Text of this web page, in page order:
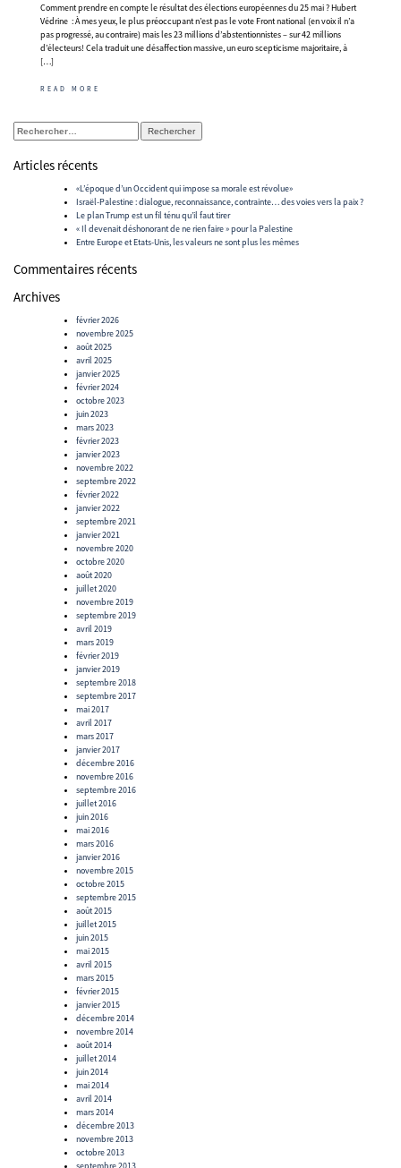
Comment prendre en compte le résultat des élections européennes du 25 mai ? Hubert
Védrine : À mes yeux, le plus préoccupant n’est pas le vote Front national (en voix il n’a
pas progressé, au contraire) mais les 23 millions d’abstentionnistes – sur 42 millions
d’électeurs! Cela traduit une désaffection massive, un euro scepticisme majoritaire, à
[…]
READ MORE
Rechercher :
Articles récents
«L’époque d’un Occident qui impose sa morale est révolue»
Israël-Palestine : dialogue, reconnaissance, contrainte… des voies vers la paix ?
Le plan Trump est un fil ténu qu’il faut tirer
« Il devenait déshonorant de ne rien faire » pour la Palestine
Entre Europe et Etats-Unis, les valeurs ne sont plus les mêmes
Commentaires récents
Archives
février 2026
novembre 2025
août 2025
avril 2025
janvier 2025
février 2024
octobre 2023
juin 2023
mars 2023
février 2023
janvier 2023
novembre 2022
septembre 2022
février 2022
janvier 2022
septembre 2021
janvier 2021
novembre 2020
octobre 2020
août 2020
juillet 2020
novembre 2019
septembre 2019
avril 2019
mars 2019
février 2019
janvier 2019
septembre 2018
septembre 2017
mai 2017
avril 2017
mars 2017
janvier 2017
décembre 2016
novembre 2016
septembre 2016
juillet 2016
juin 2016
mai 2016
mars 2016
janvier 2016
novembre 2015
octobre 2015
septembre 2015
août 2015
juillet 2015
juin 2015
mai 2015
avril 2015
mars 2015
février 2015
janvier 2015
décembre 2014
novembre 2014
août 2014
juillet 2014
juin 2014
mai 2014
avril 2014
mars 2014
décembre 2013
novembre 2013
octobre 2013
septembre 2013